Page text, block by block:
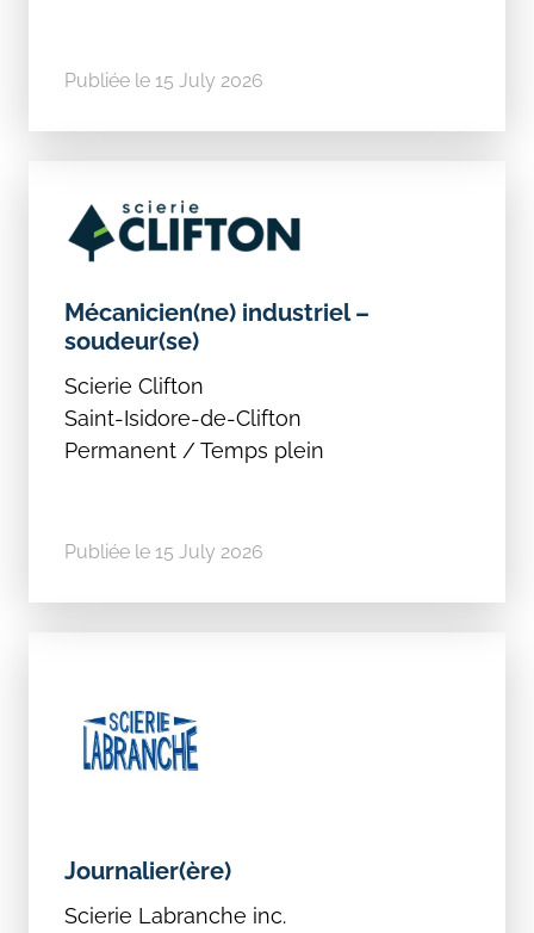
Publiée le 15 July 2026
Mécanicien(ne) industriel –
soudeur(se)
Scierie Clifton
Saint-Isidore-de-Clifton
Permanent / Temps plein
Publiée le 15 July 2026
Journalier(ère)
Scierie Labranche inc.